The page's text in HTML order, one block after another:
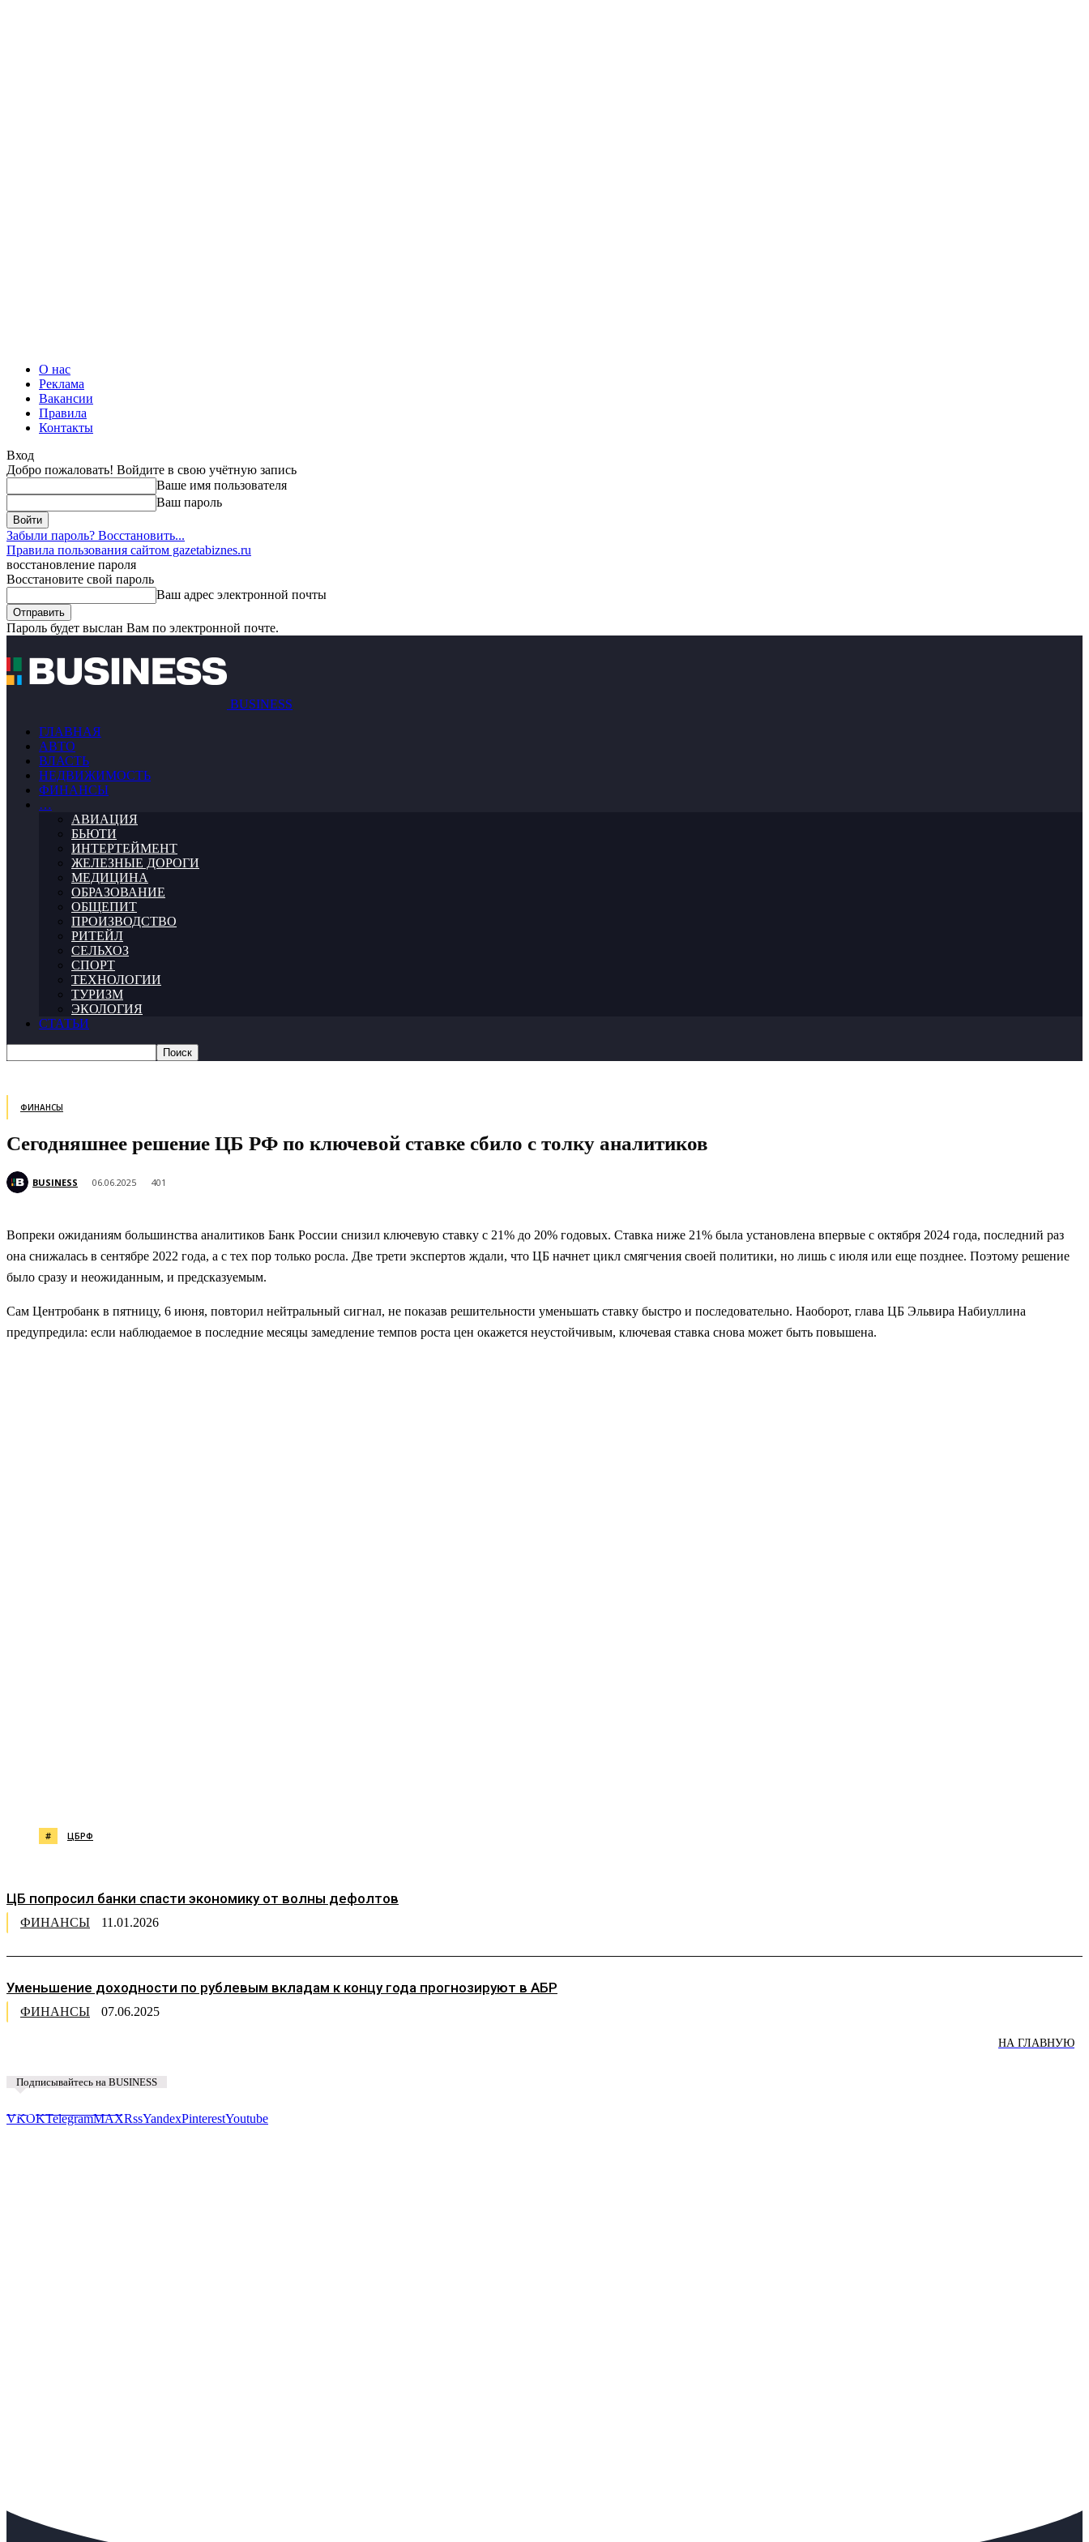
О нас
Реклама
Вакансии
Правила
Контакты
Вход
Добро пожаловать! Войдите в свою учётную запись
Ваше имя пользователя
Ваш пароль
Забыли пароль? Восстановить...
Правила пользования сайтом gazetabiznes.ru
восстановление пароля
Восстановите свой пароль
Ваш адрес электронной почты
Пароль будет выслан Вам по электронной почте.
BUSINESS
ГЛАВНАЯ
АВТО
ВЛАСТЬ
НЕДВИЖИМОСТЬ
ФИНАНСЫ
…
АВИАЦИЯ
БЬЮТИ
ИНТЕРТЕЙМЕНТ
ЖЕЛЕЗНЫЕ ДОРОГИ
МЕДИЦИНА
ОБРАЗОВАНИЕ
ОБЩЕПИТ
ПРОИЗВОДСТВО
РИТЕЙЛ
СЕЛЬХОЗ
СПОРТ
ТЕХНОЛОГИИ
ТУРИЗМ
ЭКОЛОГИЯ
СТАТЬИ
ФИНАНСЫ
Сегодняшнее решение ЦБ РФ по ключевой ставке сбило с толку аналитиков
BUSINESS 06.06.2025 401
Вопреки ожиданиям большинства аналитиков Банк России снизил ключевую ставку с 21% до 20% годовых. Ставка ниже 21% была установлена впервые с октября 2024 года, последний раз
она снижалась в сентябре 2022 года, а с тех пор только росла. Две трети экспертов ждали, что ЦБ начнет цикл смягчения своей политики, но лишь с июля или еще позднее. Поэтому решение
было сразу и неожиданным, и предсказуемым.
Сам Центробанк в пятницу, 6 июня, повторил нейтральный сигнал, не показав решительности уменьшать ставку быстро и последовательно. Наоборот, глава ЦБ Эльвира Набиуллина
предупредила: если наблюдаемое в последние месяцы замедление темпов роста цен окажется неустойчивым, ключевая ставка снова может быть повышена.
# ЦБРФ
ЦБ попросил банки спасти экономику от волны дефолтов
ФИНАНСЫ 11.01.2026
Уменьшение доходности по рублевым вкладам к концу года прогнозируют в АБР
ФИНАНСЫ 07.06.2025
НА ГЛАВНУЮ
Подписывайтесь на BUSINESS
VKOKTelegramMAXRssYandexPinterestYoutube